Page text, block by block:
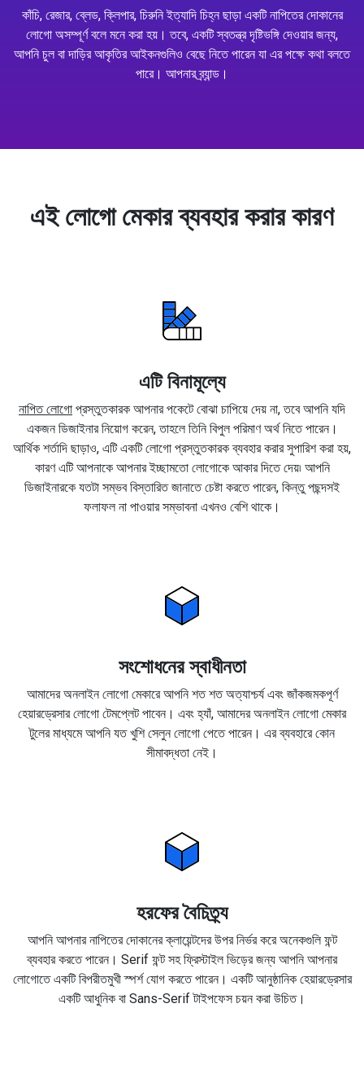
কাঁচি, রেজার, ব্লেড, ক্লিপার, চিরুনি ইত্যাদি চিহ্ন ছাড়া একটি নাপিতের দোকানের
লোগো অসম্পূর্ণ বলে মনে করা হয়। তবে, একটি স্বতন্ত্র দৃষ্টিভঙ্গি দেওয়ার জন্য,
আপনি চুল বা দাড়ির আকৃতির আইকনগুলিও বেছে নিতে পারেন যা এর পক্ষে কথা বলতে
পারে। আপনার ব্র্যান্ড।
এই লোগো মেকার ব্যবহার করার কারণ
এটি বিনামূল্যে
নাপিত লোগো প্রস্তুতকারক আপনার পকেটে বোঝা চাপিয়ে দেয় না, তবে আপনি যদি
একজন ডিজাইনার নিয়োগ করেন, তাহলে তিনি বিপুল পরিমাণ অর্থ নিতে পারেন।
আর্থিক শর্তাদি ছাড়াও, এটি একটি লোগো প্রস্তুতকারক ব্যবহার করার সুপারিশ করা হয়,
কারণ এটি আপনাকে আপনার ইচ্ছামতো লোগোকে আকার দিতে দেয়৷ আপনি
ডিজাইনারকে যতটা সম্ভব বিস্তারিত জানাতে চেষ্টা করতে পারেন, কিন্তু পছন্দসই
ফলাফল না পাওয়ার সম্ভাবনা এখনও বেশি থাকে।
সংশোধনের স্বাধীনতা
আমাদের অনলাইন লোগো মেকারে আপনি শত শত অত্যাশ্চর্য এবং জাঁকজমকপূর্ণ
হেয়ারড্রেসার লোগো টেমপ্লেট পাবেন। এবং হ্যাঁ, আমাদের অনলাইন লোগো মেকার
টুলের মাধ্যমে আপনি যত খুশি সেলুন লোগো পেতে পারেন। এর ব্যবহারে কোন
সীমাবদ্ধতা নেই।
হরফের বৈচিত্র্য
আপনি আপনার নাপিতের দোকানের ক্লায়েন্টদের উপর নির্ভর করে অনেকগুলি ফন্ট
ব্যবহার করতে পারেন। Serif ফন্ট সহ ফ্রিস্টাইল ভিড়ের জন্য আপনি আপনার
লোগোতে একটি বিপরীতমুখী স্পর্শ যোগ করতে পারেন। একটি আনুষ্ঠানিক হেয়ারড্রেসার
একটি আধুনিক বা Sans-Serif টাইপফেস চয়ন করা উচিত।